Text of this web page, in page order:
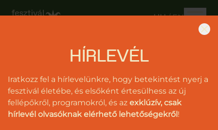
HÍRLEVÉL
Iratkozz fel a hírlevelünkre, hogy betekintést nyerj a
fesztivál életébe, és elsőként értesülhess az új
fellépőkről, programokról, és az exklúzív, csak
hírlevél olvasóknak elérhető lehetőségekről !
HU/EN
26-
28.